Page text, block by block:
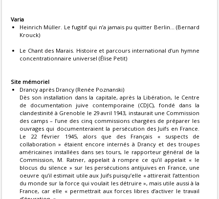
Varia
Heinrich Müller. Le fugitif qui n’a jamais pu quitter Berlin… (Bernard
Krouck)
Le Chant des Marais. Histoire et parcours international d’un hymne
concentrationnaire universel (Élise Petit)
Site mémoriel
Drancy après Drancy (Renée Poznanski)
Dès son installation dans la capitale, après la Libération, le Centre
de documentation juive contemporaine (CDJC), fondé dans la
clandestinité à Grenoble le 29 avril 1943, instaurait une Commission
des camps – l’une des cinq commissions chargées de préparer les
ouvrages qui documenteraient la persécution des Juifs en France.
Le 22 février 1945, alors que des Français « suspects de
collaboration » étaient encore internés à Drancy et des troupes
américaines installées dans ses tours, le rapporteur général de la
Commission, M. Ratner, appelait à rompre ce qu’il appelait « le
blocus du silence » sur les persécutions antijuives en France, une
oeuvre qu’il estimait utile aux Juifs puisqu’elle « attirerait l’attention
du monde sur la force qui voulait les détruire », mais utile aussi à la
France, car elle « permettrait aux forces libres d’activer le travail